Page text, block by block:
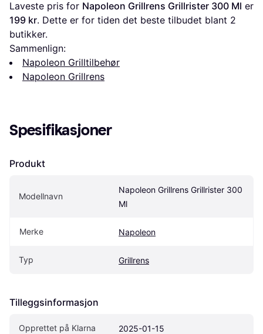
Laveste pris for Napoleon Grillrens Grillrister 300 Ml
199 kr. Dette er for tiden det beste tilbudet blant 2
butikker.
Sammenlign:
Napoleon Grilltilbehør
Napoleon Grillrens
Spesifikasjoner
Produkt
Modellnavn
Napoleon Grillrens Grillrister 300
Ml
Merke Napoleon
Typ Grillrens
Tilleggsinformasjon
Opprettet på Klarna 2025-01-15